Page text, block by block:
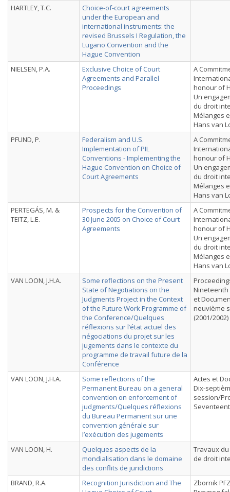
HARTLEY, T.C.
Choice-of-court agreements
under the European and
international instruments: the
revised Brussels I Regulation, the
Lugano Convention and the
Hague Convention
NIELSEN, P.A.
Exclusive Choice of Court
Agreements and Parallel
Proceedings
A
honour of
Un
du droit
Mélanges
Hans van
PFUND, P.
Federalism and U.S.
Implementation of PIL
Conventions - Implementing the
Hague Convention on Choice of
Court Agreements
A
honour of
Un
du droit
Mélanges
Hans van
PERTEGÁS, M. &
TEITZ, L.E.
Prospects for the Convention of
30 June 2005 on Choice of Court
Agreements
A
honour of
Un
du droit
Mélanges
Hans van
VAN LOON, J.H.A.
Some reflections on the Present
State of Negotiations on the
Judgments Project in the Context
of the Future Work Programme of
the Conference/Quelques
réflexions sur l’état actuel des
négociations du projet sur les
jugements dans le contexte du
programme de travail future de la
Conférence
Nineteenth
et
neuvième
(2001/2002)
VAN LOON, J.H.A.
Some reflections of the
Permanent Bureau on a general
convention on enforcement of
judgments/Quelques réflexions
du Bureau Permanent sur une
convention générale sur
l’exécution des jugements
Actes et
Dix-
session/
VAN LOON, H.
Quelques aspects de la
mondialisation dans le domaine
des conflits de juridictions
Travaux
de droit
BRAND, R.A.
Recognition Jurisdiction and The
Zbornik